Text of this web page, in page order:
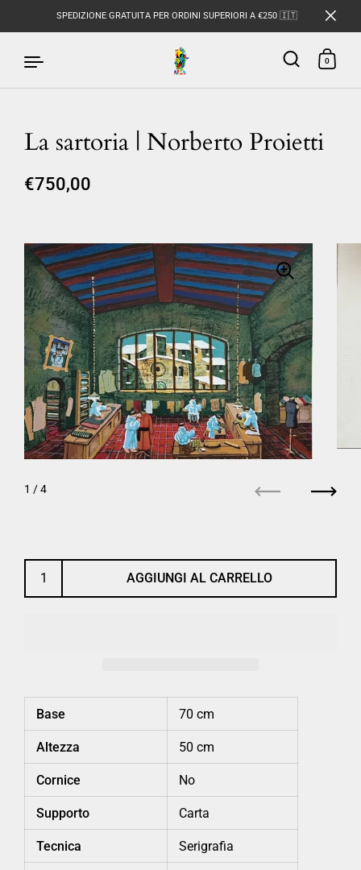
Passa ai contenuti
SPEDIZIONE GRATUITA PER ORDINI SUPERIORI A €250 🇮🇹
0
La sartoria | Norberto Proietti
€750,00
AGGIUNGI AL CARRELLO
1 / 4
Base 70 cm
Altezza 50 cm
Cornice No
Supporto Carta
Tecnica Serigrafia